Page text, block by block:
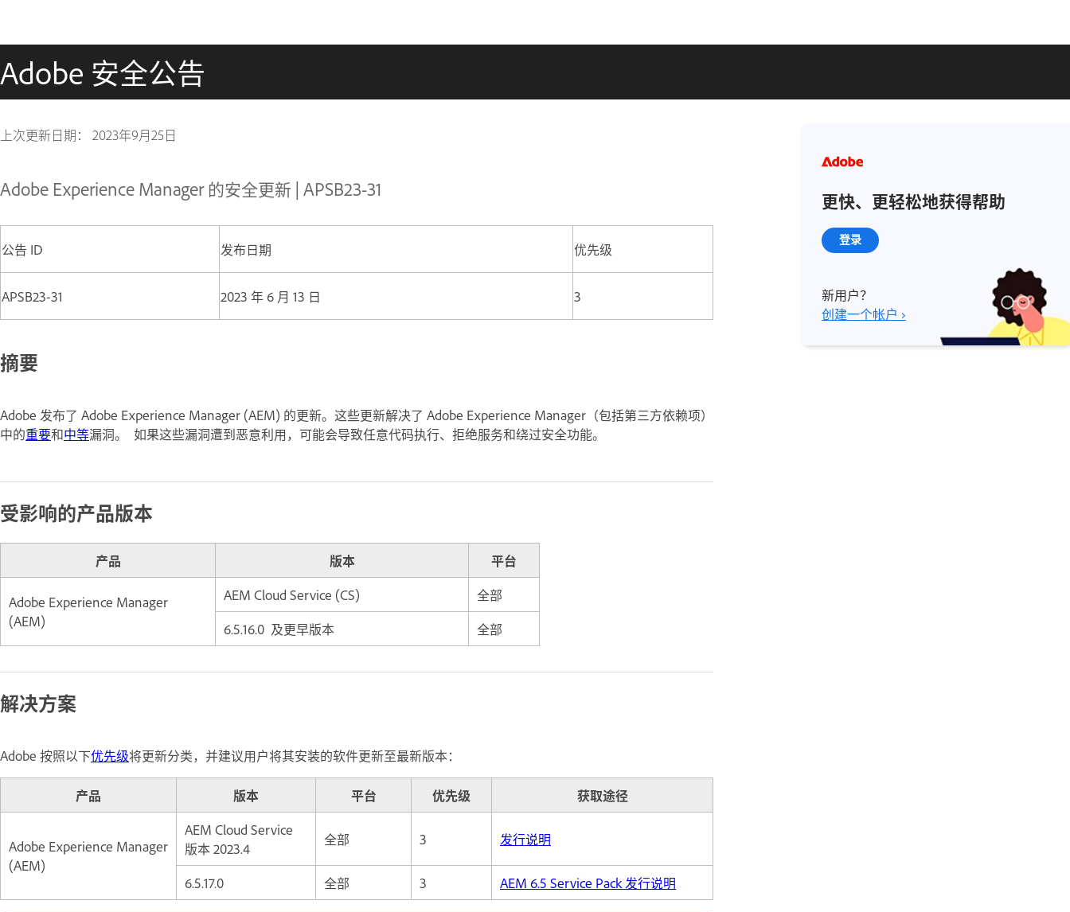
Adobe 安全公告
上次更新日期： 2023年9月25日
Adobe Experience Manager 的安全更新 | APSB23-31
公告 ID 发布日期 优先级
APSB23-31 2023 年 6 月 13 日 3
摘要
Adobe 发布了 Adobe Experience Manager (AEM) 的更新。这些更新解决了 Adobe Experience Manager（包括第三方依赖项）
中的重要和中等漏洞。 如果这些漏洞遭到恶意利用，可能会导致任意代码执行、拒绝服务和绕过安全功能。
受影响的产品版本
产品 版本 平台
Adobe Experience Manager
(AEM)
AEM Cloud Service (CS)
全部
6.5.16.0 及更早版本
全部
解决方案
Adobe 按照以下优先级将更新分类，并建议用户将其安装的软件更新至最新版本：
产品 版本 平台 优先级 获取途径
Adobe Experience Manager
(AEM)
AEM Cloud Service
版本 2023.4
全部 3 发行说明
6.5.17.0 全部 3 AEM 6.5 Service Pack 发行说明
更快、更轻松地获得帮助
登录
新用户？
创建一个帐户 ›